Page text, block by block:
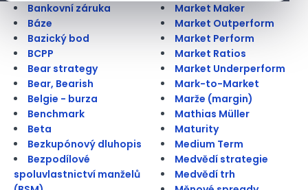
Bankovní záruka
Báze
Bazický bod
BCPP
Bear strategy
Bear, Bearish
Belgie - burza
Benchmark
Beta
Bezkupónový dluhopis
Bezpodílové
spoluvlastnictví manželů
Market Maker
Market Outperform
Market Perform
Market Ratios
Market Underperform
Mark-to-Market
Marže (margin)
Mathias Müller
Maturity
Medium Term
Medvědí strategie
Medvědí trh